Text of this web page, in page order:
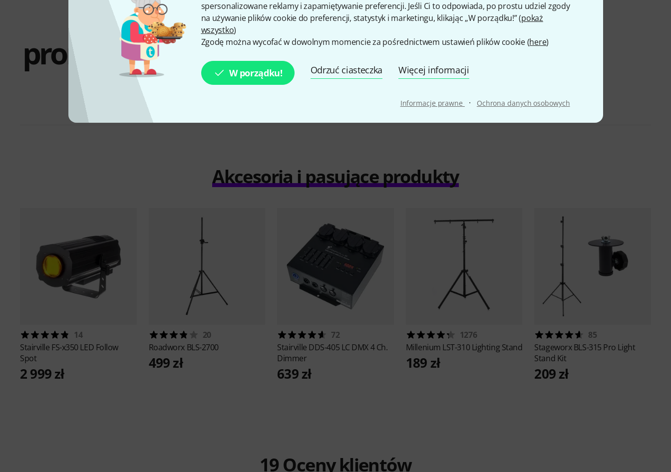
spersonalizowane reklamy i zapamiętywanie preferencji. Jeśli Ci to odpowiada, po prostu udziel zgody
na używanie plików cookie do preferencji, statystyk i marketingu, klikając „W porządku!” (pokaż
wszystko)
Zgodę można wycofać w dowolnym momencie za pośrednictwem ustawień plików cookie (here)
W porządku! Odrzuć ciasteczka Więcej informacji
Informacje prawne · Ochrona danych osobowych
Zestawy
promocyjne i
oferty
Showtec Followspot LED 120W Bundle
4 555 zł
Akcesoria i pasujące produkty
14
Stairville FS-x350 LED Follow
Spot
2 999 zł
20
Roadworx BLS-2700
499 zł
72
Stairville DDS-405 LC DMX 4 Ch.
Dimmer
639 zł
1276
Millenium LST-310 Lighting Stand
189 zł
85
StageworxBLS-315 Pro Light
Stand Kit
209 zł
19 Oceny klientów